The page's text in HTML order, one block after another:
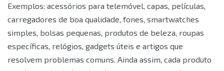
Exemplos: acessórios para telemóvel, capas, películas,
carregadores de boa qualidade, fones, smartwatches
simples, bolsas pequenas, produtos de beleza, roupas
específicas, relógios, gadgets úteis e artigos que
resolvem problemas comuns. Ainda assim, cada produto